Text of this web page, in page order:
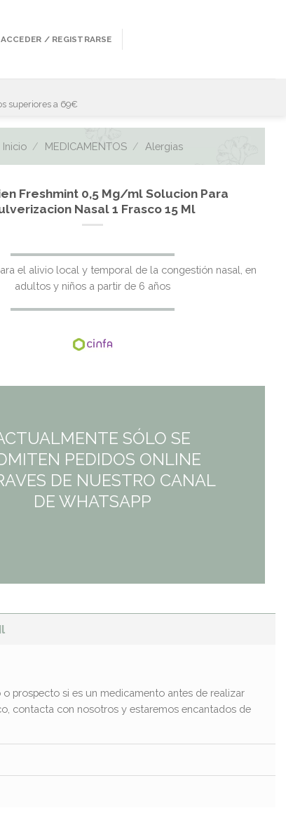
ACCEDER / REGISTRARSE
superiores a 69€
Inicio / MEDICAMENTOS / Alergias
Freshmint 0,5 Mg/ml Solucion Para
Nasal 1 Frasco 15 Ml
El
precio
original
7,35€.
El
precio
actual
7,35€.
el alivio local y temporal de la congestión nasal, en
adultos y niños a partir de 6 años
SÓLO SE
PEDIDOS ONLINE
DE NUESTRO CANAL
DE WHATSAPP
prospecto si es un medicamento antes de realizar
contacta con nosotros y estaremos encantados de